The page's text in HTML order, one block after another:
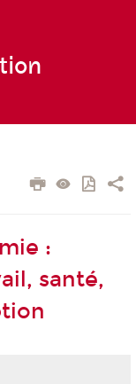
:
santé,